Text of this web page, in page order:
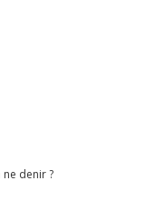
ne denir ?